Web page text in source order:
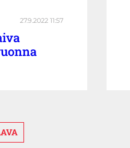
27.9.2022 11:57